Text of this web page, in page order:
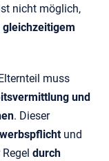
nicht möglich,
gleichzeitigem
muss
und
. Dieser
und
durch